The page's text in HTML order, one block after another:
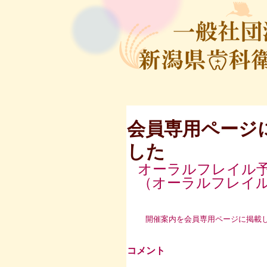
会員専用ページ
した
オーラルフレイル
（オーラルフレイ
開催案内を会員専用ページに掲載
コメント